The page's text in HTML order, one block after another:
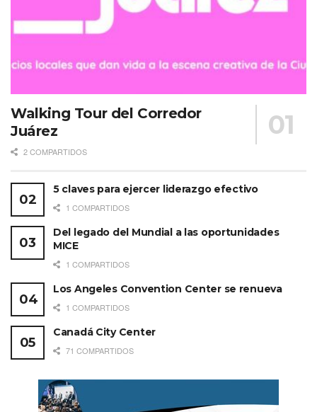
Walking Tour del Corredor
Juárez
2 COMPARTIDOS
5 claves para ejercer liderazgo efectivo
1 COMPARTIDOS
Del legado del Mundial a las oportunidades
MICE
1 COMPARTIDOS
Los Angeles Convention Center se renueva
1 COMPARTIDOS
Canadá City Center
71 COMPARTIDOS